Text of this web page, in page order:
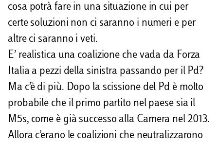
cosa potrà fare in una situazione in cui per
certe soluzioni non ci saranno i numeri e per
altre ci saranno i veti.
E’ realistica una coalizione che vada da Forza
Italia a pezzi della sinistra passando per il Pd?
Ma c’è di più. Dopo la scissione del Pd è molto
probabile che il primo partito nel paese sia il
M5s, come è già successo alla Camera nel 2013.
Allora c’erano le coalizioni che neutralizzarono